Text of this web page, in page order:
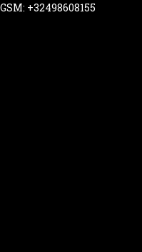
GSM: +32498608155